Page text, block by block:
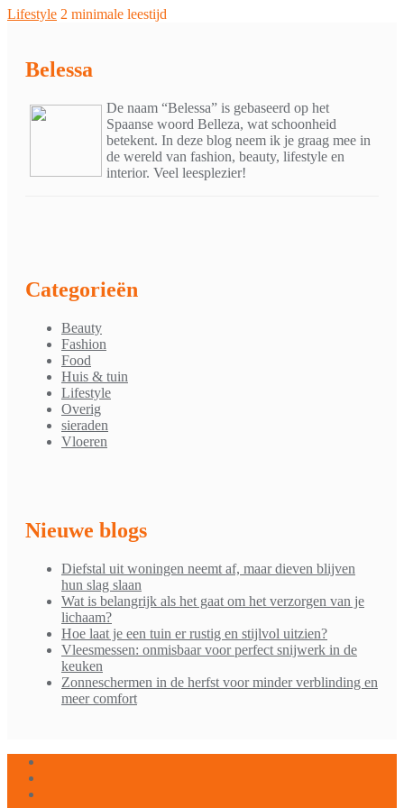
Lifestyle 2 minimale leestijd
Belessa
De naam “Belessa” is gebaseerd op het
Spaanse woord Belleza, wat schoonheid
betekent. In deze blog neem ik je graag mee in
de wereld van fashion, beauty, lifestyle en
interior. Veel leesplezier!
Categorieën
Beauty
Fashion
Food
Huis & tuin
Lifestyle
Overig
sieraden
Vloeren
Nieuwe blogs
Diefstal uit woningen neemt af, maar dieven blijven
hun slag slaan
Wat is belangrijk als het gaat om het verzorgen van je
lichaam?
Hoe laat je een tuin er rustig en stijlvol uitzien?
Vleesmessen: onmisbaar voor perfect snijwerk in de
keuken
Zonneschermen in de herfst voor minder verblinding en
meer comfort